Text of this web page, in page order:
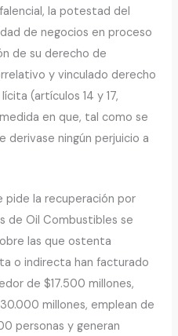
la potestad del
de negocios en proceso
de su derecho de
y vinculado derecho
(artículos 14 y 17,
en que, tal como se
derivase ningún perjuicio a
pide la recuperación por
de Oil Combustibles se
las que ostenta
o indirecta han facturado
de $17.500 millones,
millones, emplean de
personas y generan